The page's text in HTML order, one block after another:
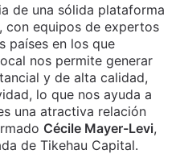
de una sólida plataforma
con equipos de expertos
países en los que
nos permite generar
y de alta calidad,
lo que nos ayuda a
una atractiva relación
Cécile Mayer-Levi,
de Tikehau Capital.